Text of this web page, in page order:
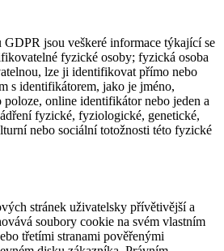
jsou veškeré informace týkající se
fyzické osoby; fyzická osoba
lze ji identifikovat přímo nebo
s identifikátorem, jako je jméno,
online identifikátor nebo jeden a
fyzické, fyziologické, genetické,
nebo sociální totožnosti této fyzické
stránek uživatelsky přívětivější a
soubory cookie na svém vlastním
třetími stranami pověřenými